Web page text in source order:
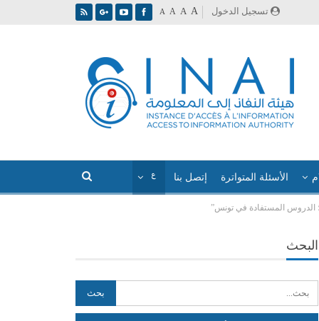
تسجيل الدخول A A A A
الأسئلة المتواترة إتصل بنا
الدروس المستفادة في تونس”
البحث